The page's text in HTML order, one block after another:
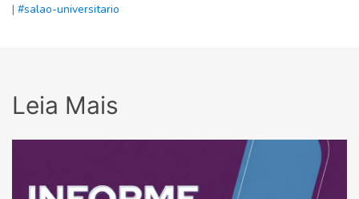
| #salao-universitario
Leia Mais